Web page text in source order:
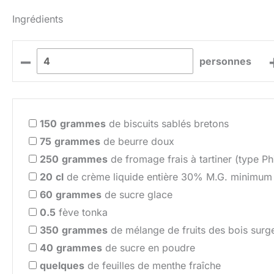
Ingrédients
– personnes
150 grammes de biscuits sablés bretons
75 grammes de beurre doux
250 grammes de fromage frais à tartiner (type
20 cl de crème liquide entière 30% M.G. minimum
60 grammes de sucre glace
0.5 fève tonka
350 grammes de mélange de fruits des bois
40 grammes de sucre en poudre
quelques de feuilles de menthe fraîche